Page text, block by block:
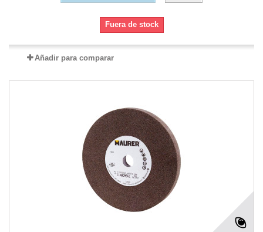
Fuera de stock
Añadir para comparar